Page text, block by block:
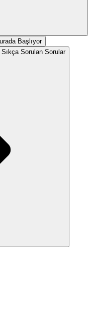
Başlıyor
Sorulan Sorular